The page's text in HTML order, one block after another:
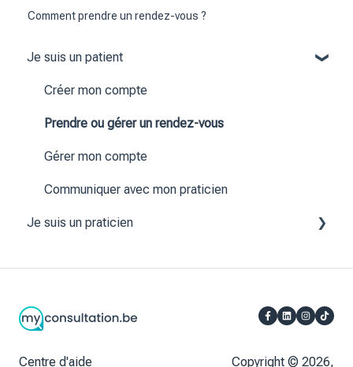
Comment prendre un rendez-vous ?
Je suis un patient
Créer mon compte
Prendre ou gérer un rendez-vous
Gérer mon compte
Communiquer avec mon praticien
Je suis un praticien
Gérer mes patients
Communiquer avec mes patients
Centre d'aide Copyright © 2026,